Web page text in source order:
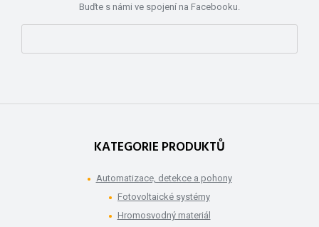
Buďte s námi ve spojení na Facebooku.
KATEGORIE PRODUKTŮ
Automatizace, detekce a pohony
Fotovoltaické systémy
Hromosvodný materiál